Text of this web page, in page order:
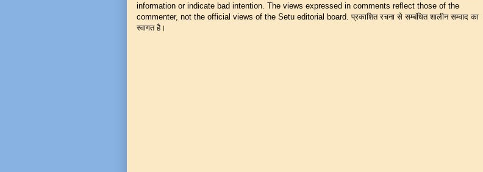
information or indicate bad intention. The views expressed in comments reflect those of the
commenter, not the official views of the Setu editorial board. प्रकाशित रचना से सम्बंधित शालीन सम्वाद का
स्वागत है।